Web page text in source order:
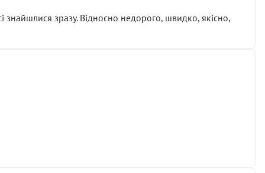
знайшлися зразу. Відносно недорого, швидко, якісно,